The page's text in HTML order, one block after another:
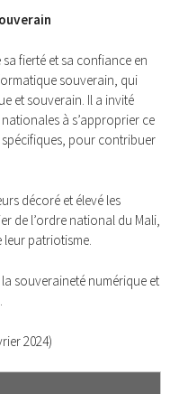
fierté et sa confiance en
souverain, qui
et souverain. Il a invité
à s’approprier ce
spécifiques, pour contribuer
décoré et élevé les
de l’ordre national du Mali,
leur patriotisme.
souveraineté numérique et
2024)